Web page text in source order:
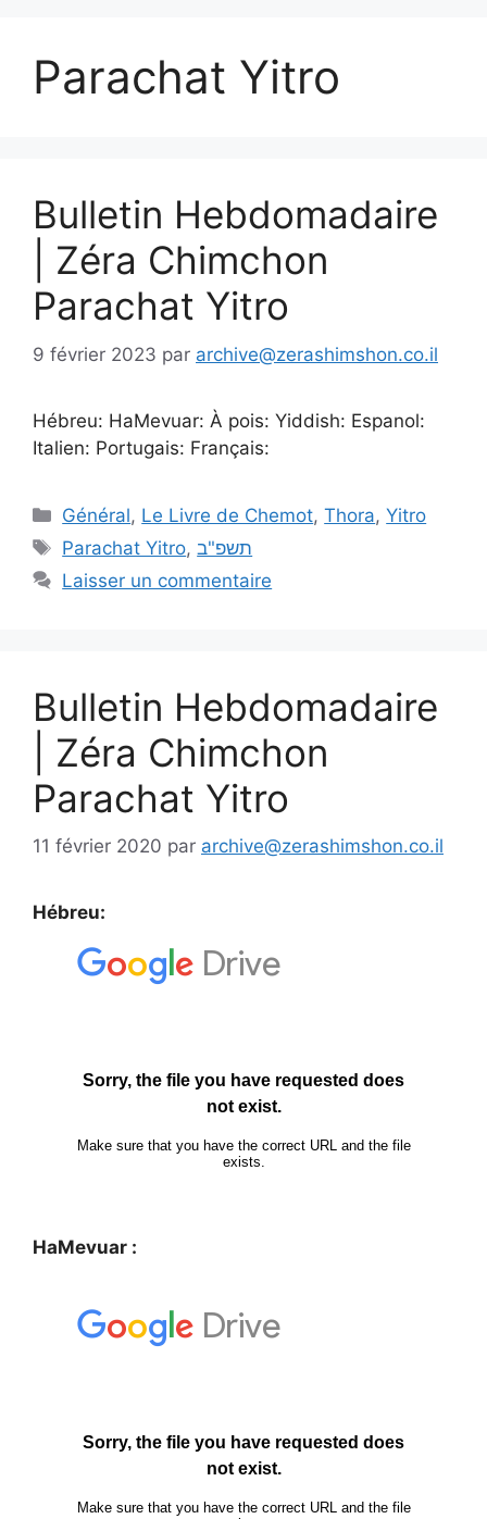
Parachat Yitro
Bulletin Hebdomadaire
| Zéra Chimchon
Parachat Yitro
9 février 2023 par archive@zerashimshon.co.il
Hébreu: HaMevuar: À pois: Yiddish: Espanol:
Italien: Portugais: Français:
Général, Le Livre de Chemot,Thora,Yitro
Parachat Yitro,תשפ"ב
Laisser un commentaire
Bulletin Hebdomadaire
| Zéra Chimchon
Parachat Yitro
11 février 2020 par archive@zerashimshon.co.il
Hébreu:
HaMevuar :